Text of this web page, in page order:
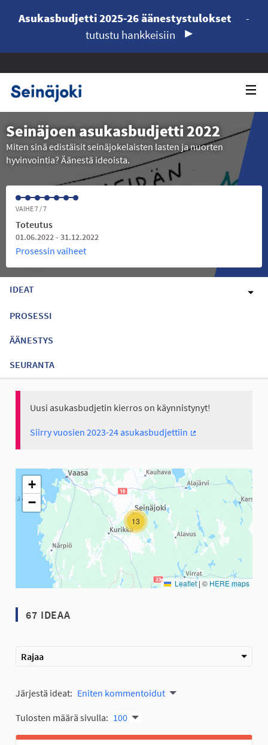
Asukasbudjetti 2025-26 äänestystulokset
-
tutustu hankkeisiin
Seinäjoen asukasbudjetti 2022
Miten sinä edistäisit seinäjokelaisten lasten ja nuorten
hyvinvointia? Äänestä ideoista.
VAIHE 7 / 7
Toteutus
01.06.2022 - 31.12.2022
Prosessin vaiheet
IDEAT
PROSESSI
ÄÄNESTYS
SEURANTA
Uusi asukasbudjetin kierros on käynnistynyt!
Siirry vuosien 2023-24 asukasbudjettiin
Seuraavassa elementissä on kartta, joka esittää tämän
13
+
−
Leaflet | © HERE maps
67 IDEAA
Rajaa
Järjestä ideat: Eniten kommentoidut
Tulosten määrä sivulla: 100